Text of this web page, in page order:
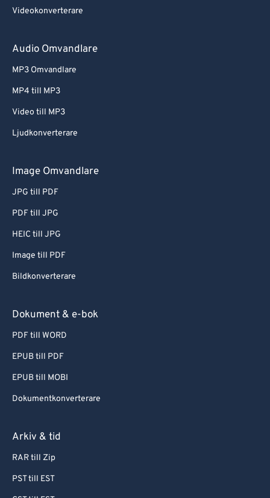
Videokonverterare
Audio Omvandlare
MP3 Omvandlare
MP4 till MP3
Video till MP3
Ljudkonverterare
Image Omvandlare
JPG till PDF
PDF till JPG
HEIC till JPG
Image till PDF
Bildkonverterare
Dokument & e-bok
PDF till WORD
EPUB till PDF
EPUB till MOBI
Dokumentkonverterare
Arkiv & tid
RAR till Zip
PST till EST